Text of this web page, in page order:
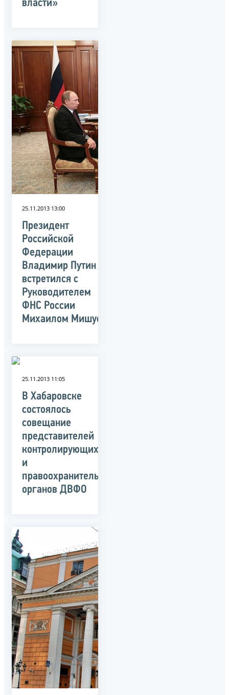
власти»
25.11.2013 13:00
Президент
Российской
Федерации
Владимир Путин
встретился с
Руководителем
ФНС России
Михаилом Мишустиным
25.11.2013 11:05
В Хабаровске
состоялось
совещание
представителей
контролирующих
и
правоохранительных
органов ДВФО